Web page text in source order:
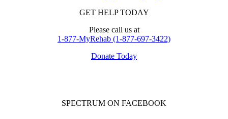
GET HELP TODAY
Please call us at
1-877-MyRehab (1-877-697-3422)
Donate Today
SPECTRUM ON FACEBOOK